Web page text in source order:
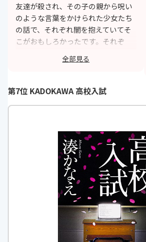
友達が殺され、その子の親から呪い
のような言葉をかけられた少女たち
の話で、それぞれ闇を抱えていてそ
こがおもしろかったです。それぞ
そこにバラエティがあり、すごいな
も凝っていて気に入ってます。
https://monita.online
全部見る
第7位 KADOKAWA 高校入試